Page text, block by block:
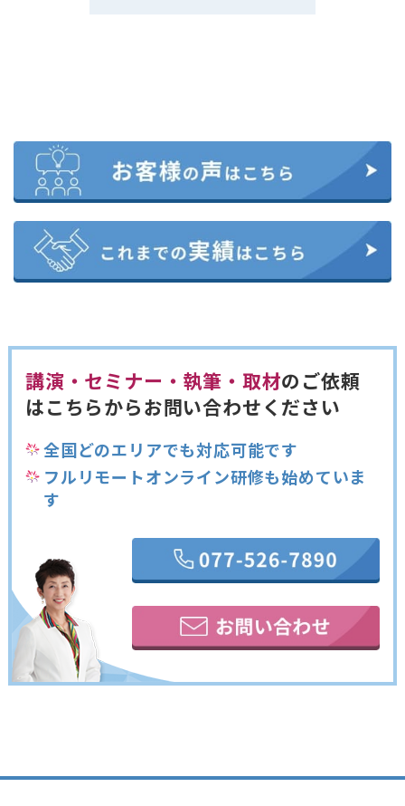
講演・セミナー・執筆・取材のご依頼
はこちらからお問い合わせください
全国どのエリアでも対応可能です
フルリモートオンライン研修も始めていま
す